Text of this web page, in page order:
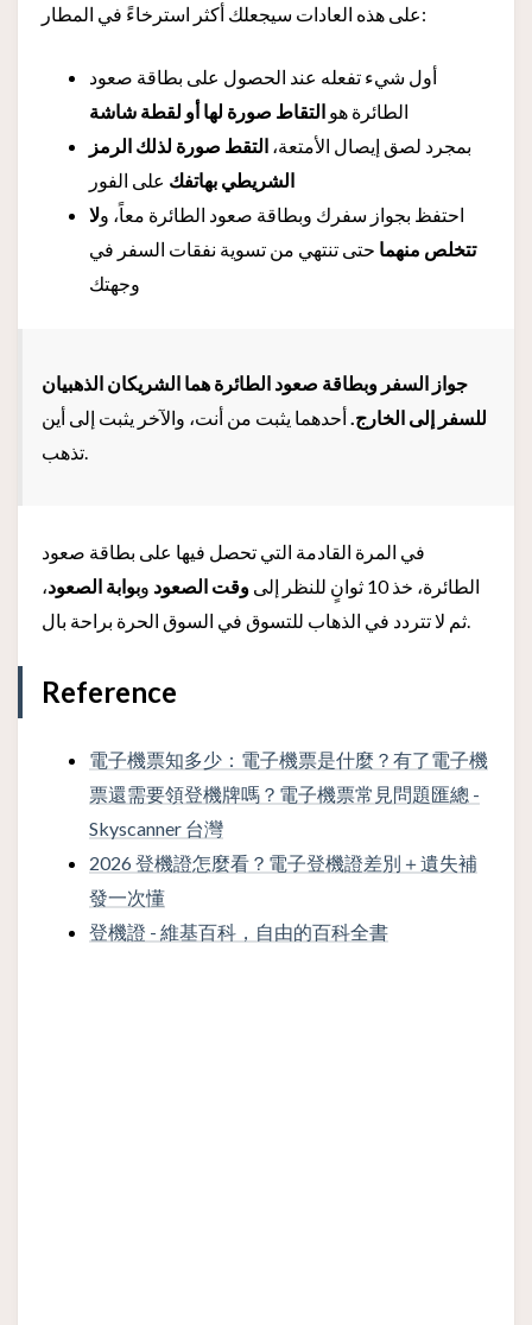
على هذه العادات سيجعلك أكثر استرخاءً في المطار:
أول شيء تفعله عند الحصول على بطاقة صعود
الطائرة هو التقاط صورة لها أو لقطة شاشة
بمجرد لصق إيصال الأمتعة، التقط صورة لذلك الرمز
الشريطي بهاتفك على الفور
احتفظ بجواز سفرك وبطاقة صعود الطائرة معاً، ولا
تتخلص منهما حتى تنتهي من تسوية نفقات السفر في
وجهتك
جواز السفر وبطاقة صعود الطائرة هما الشريكان الذهبيان
للسفر إلى الخارج.أحدهما يثبت من أنت، والآخر يثبت إلى أين
تذهب.
في المرة القادمة التي تحصل فيها على بطاقة صعود
الطائرة، خذ 10 ثوانٍ للنظر إلى
وقت الصعود وبوابة الصعود،
ثم لا تتردد في الذهاب للتسوق في السوق الحرة براحة بال.
Reference
電子機票知多少：電子機票是什麼？有了電子機
票還需要領登機牌嗎？電子機票常見問題匯總 -
Skyscanner 台灣
2026 登機證怎麼看？電子登機證差別＋遺失補
發一次懂
登機證 - 維基百科，自由的百科全書